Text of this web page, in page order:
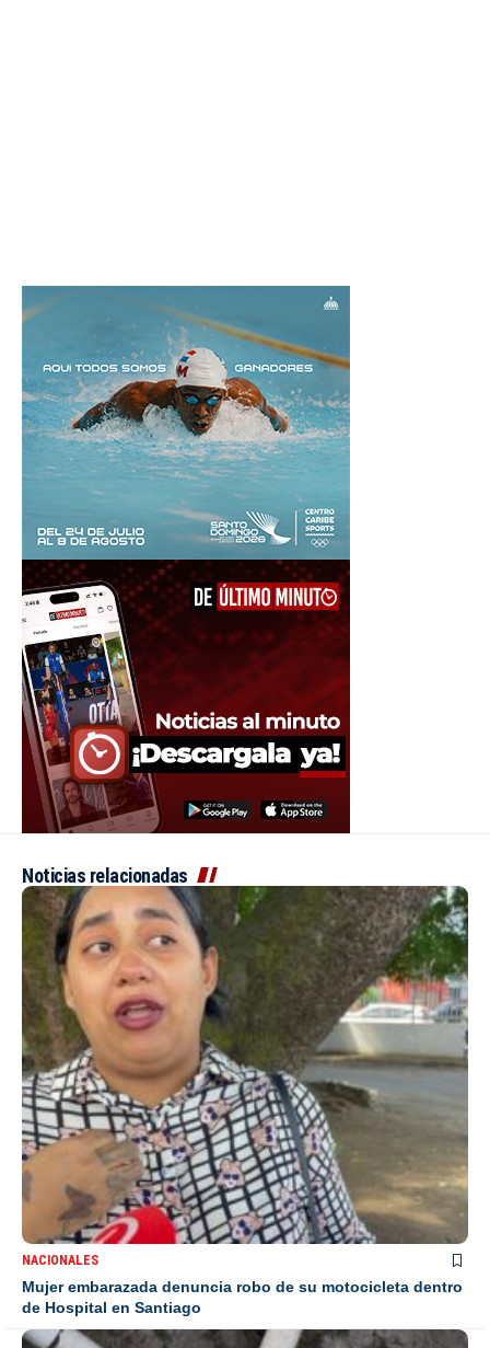
Noticias relacionadas
NACIONALES
Mujer embarazada denuncia robo de su motocicleta dentro
de Hospital en Santiago